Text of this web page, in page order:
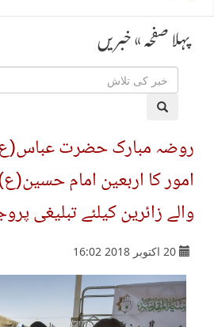
پہلا صفحہ»خبریں
روضہ مبارک حضرت
امور کا اربعین امام
والے زائرین کیلئے تبلیغی
20 اکتوبر 2018 16:02